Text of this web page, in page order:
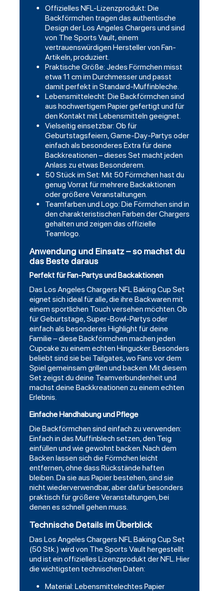
Offizielles NFL-Lizenzprodukt: Die
Backförmchen tragen das authentische
Design der Los Angeles Chargers und sind
von The Sports Vault, einem
vertrauenswürdigen Hersteller von Fan-
Artikeln, produziert.
Praktische Größe: Jedes Förmchen misst
etwa 11 cm im Durchmesser und passt
damit perfekt in Standard-Muffinbleche.
Lebensmittelecht: Die Backförmchen sind
aus hochwertigem Papier gefertigt und für
den Kontakt mit Lebensmitteln geeignet.
Vielseitig einsetzbar: Ob für
Geburtstagsfeiern, Game-Day-Partys oder
einfach als besonderes Extra für deine
Backkreationen – dieses Set macht jeden
Anlass zu etwas Besonderem.
50 Stück im Set: Mit 50 Förmchen hast du
genug Vorrat für mehrere Backaktionen
oder größere Veranstaltungen.
Teamfarben und Logo: Die Förmchen sind in
den charakteristischen Farben der Chargers
gehalten und zeigen das offizielle
Teamlogo.
Anwendung und Einsatz – so machst du
das Beste daraus
Perfekt für Fan-Partys und Backaktionen
Das Los Angeles Chargers NFL Baking Cup Set
eignet sich ideal für alle, die ihre Backwaren mit
einem sportlichen Touch versehen möchten. Ob
für Geburtstage, Super-Bowl-Partys oder
einfach als besonderes Highlight für deine
Familie – diese Backförmchen machen jeden
Cupcake zu einem echten Hingucker. Besonders
beliebt sind sie bei Tailgates, wo Fans vor dem
Spiel gemeinsam grillen und backen. Mit diesem
Set zeigst du deine Teamverbundenheit und
machst deine Backkreationen zu einem echten
Erlebnis.
Einfache Handhabung und Pflege
Die Backförmchen sind einfach zu verwenden:
Einfach in das Muffinblech setzen, den Teig
einfüllen und wie gewohnt backen. Nach dem
Backen lassen sich die Förmchen leicht
entfernen, ohne dass Rückstände haften
bleiben. Da sie aus Papier bestehen, sind sie
nicht wiederverwendbar, aber dafür besonders
praktisch für größere Veranstaltungen, bei
denen es schnell gehen muss.
Technische Details im Überblick
Das Los Angeles Chargers NFL Baking Cup Set
(50 Stk.) wird von The Sports Vault hergestellt
und ist ein offizielles Lizenzprodukt der NFL. Hier
die wichtigsten technischen Daten:
Material: Lebensmittelechtes Papier